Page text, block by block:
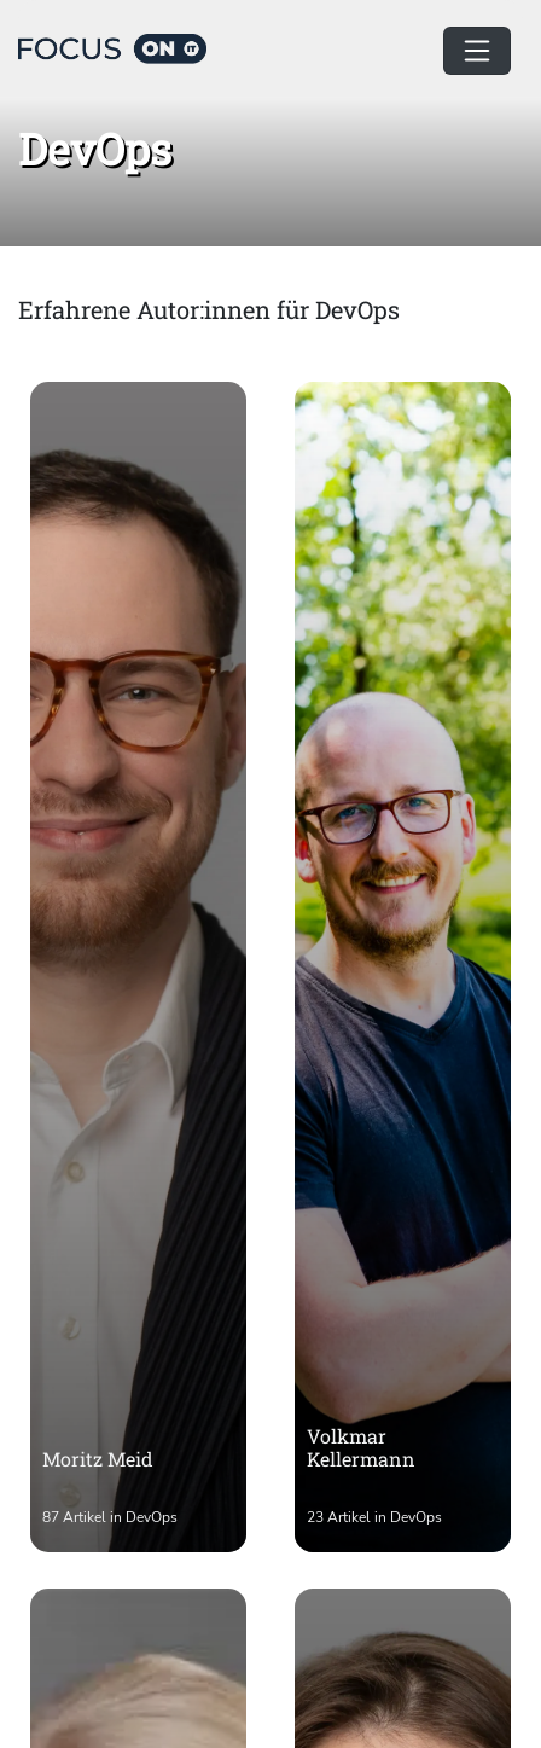
Home DevOps
DevOps
Erfahrene Autor:innen für DevOps
Moritz Meid
87 Artikel in DevOps
Volkmar
Kellermann
23 Artikel in DevOps